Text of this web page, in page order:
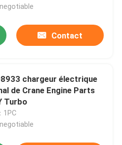
Contact
chargeur électrique
de Crane Engine Parts
Turbo
1PC